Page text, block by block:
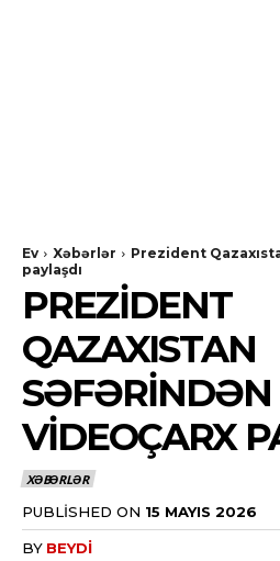
Ev Xəbərlər
Prezident
paylaşdı
PREZIDENT
QAZAXISTAN
SƏFƏRINDƏN
VIDEOÇARX
XƏBƏRLƏR
PUBLISHED ON 15 MAYIS 2026
BY BEYDI